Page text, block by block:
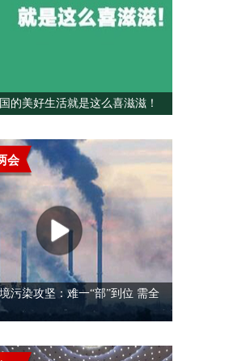
的美好生活就是这么喜滋滋！
会
污染攻坚：难一“部”到位 需全